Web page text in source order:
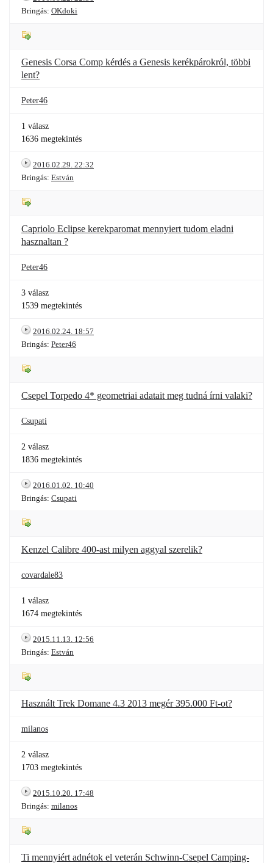
Bringás: OKdoki
Genesis Corsa Comp kérdés a Genesis kerékpárokról, többi
lent?
Peter46
1 válasz
1636 megtekintés
2016.02.29. 22:32
Bringás: Estván
Capriolo Eclipse kerekparomat mennyiert tudom eladni
hasznaltan ?
Peter46
3 válasz
1539 megtekintés
2016.02.24. 18:57
Bringás: Peter46
Csepel Torpedo 4* geometriai adatait meg tudná írni valaki?
Csupati
2 válasz
1836 megtekintés
2016.01.02. 10:40
Bringás: Csupati
Kenzel Calibre 400-ast milyen aggyal szerelik?
covardale83
1 válasz
1674 megtekintés
2015.11.13. 12:56
Bringás: Estván
Használt Trek Domane 4.3 2013 megér 395.000 Ft-ot?
milanos
2 válasz
1703 megtekintés
2015.10.20. 17:48
Bringás: milanos
Ti mennyiért adnétok el veterán Schwinn-Csepel Camping-